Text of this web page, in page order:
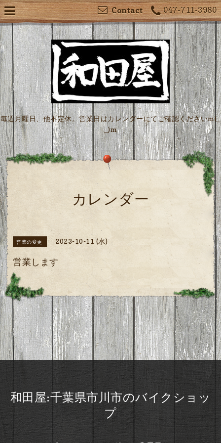
047-711-3980
Contact
毎週月曜日、他不定休。営業日はカレンダーにてご確認くださいm(_
_)m
カレンダー
営業の変更 2023-10-11 (水)
営業します
和田屋:千葉県市川市のバイクショッ
プ